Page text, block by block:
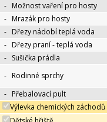
- Možnost vaření pro hosty
- Mrazák pro hosty
- Dřezy nádobí teplá voda
- Dřezy praní - teplá voda
- Sušička prádla
- Rodinné sprchy
- Přebalovací pult
Výlevka chemických záchodů